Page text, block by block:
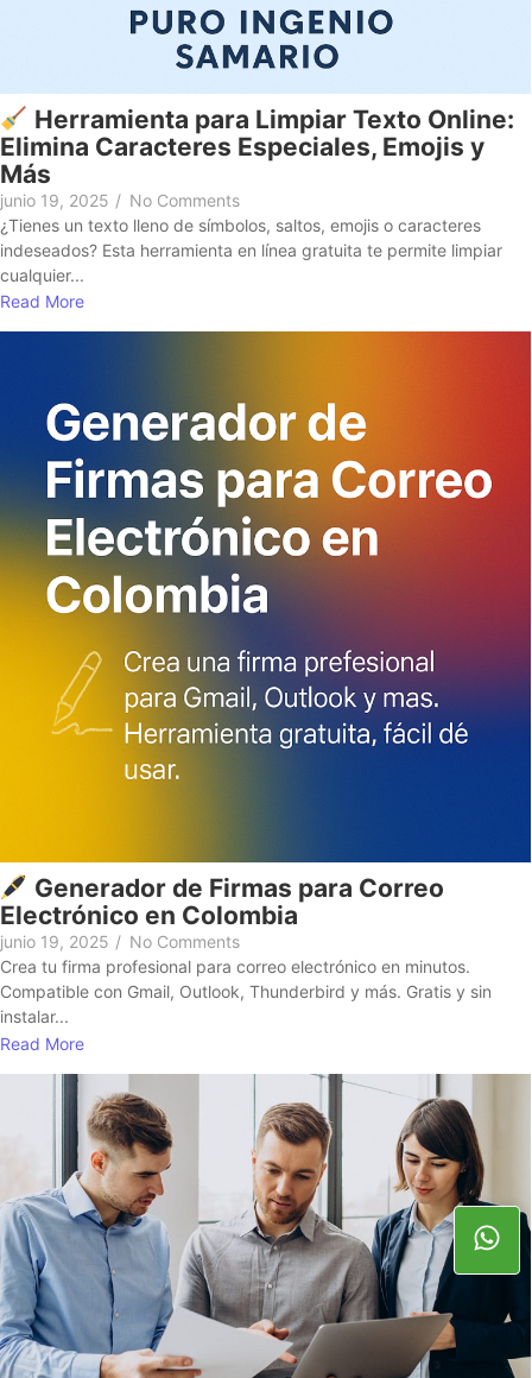
Herramienta para Limpiar Texto Online:
Elimina Caracteres Especiales, Emojis y
Más
junio 19, 2025 / No Comments
¿Tienes un texto lleno de símbolos, saltos, emojis o caracteres
indeseados? Esta herramienta en línea gratuita te permite limpiar
cualquier...
Read More
Generador de Firmas para Correo
Electrónico en Colombia
junio 19, 2025 / No Comments
Crea tu firma profesional para correo electrónico en minutos.
Compatible con Gmail, Outlook, Thunderbird y más. Gratis y sin
instalar...
Read More